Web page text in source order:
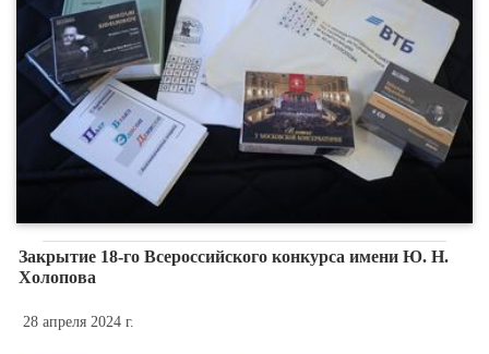
Закрытие 18-го Всероссийского конкурса имени Ю. Н.
Холопова
28 апреля 2024 г.